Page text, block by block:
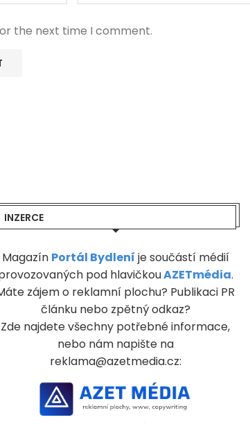
the next time I comment.
INZERCE
Magazín Portál Bydlení je součástí médií
pod hlavičkouAZETmédia.
zájem o reklamní plochu? Publikaci PR
článku nebo zpětný odkaz?
Zde najdete všechny potřebné informace,
nebo nám napište na
reklama@azetmedia.cz: